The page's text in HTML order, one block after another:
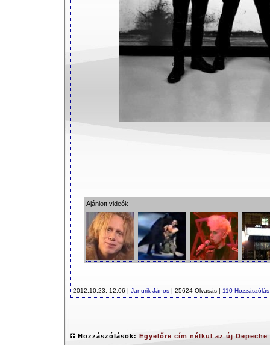
Ajánlott videók
2012.10.23. 12:06 | Janurik János | 25624 Olvasás | 110 Hozzászólás
Hozzászólások: Egyelőre cím nélkül az új